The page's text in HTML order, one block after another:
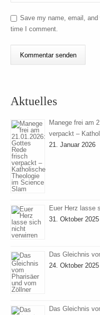
Save my name, email,
time I comment.
Aktuelles
Manege frei am
verpackt –
21. Januar 2026
Euer Herz lasse
31. Oktober 2025
Das Gleichnis
24. Oktober 2025
Das Gleichnis